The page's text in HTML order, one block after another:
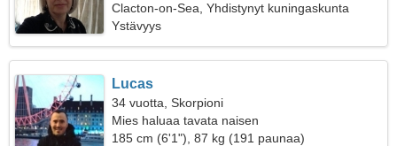
Clacton-on-Sea, Yhdistynyt kuningaskunta
Ystävyys
Lucas
34 vuotta, Skorpioni
Mies haluaa tavata naisen
185 cm (6'1"), 87 kg (191 paunaa)